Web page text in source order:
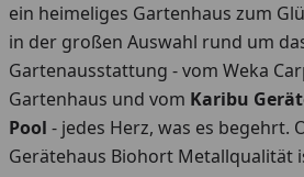
ein heimeliges Gartenhaus zum
in der großen Auswahl rund um
Gartenausstattung - vom Weka
Gartenhaus und vom Karibu
Pool - jedes Herz, was es begehrt.
Gerätehaus Biohort Metallqualität